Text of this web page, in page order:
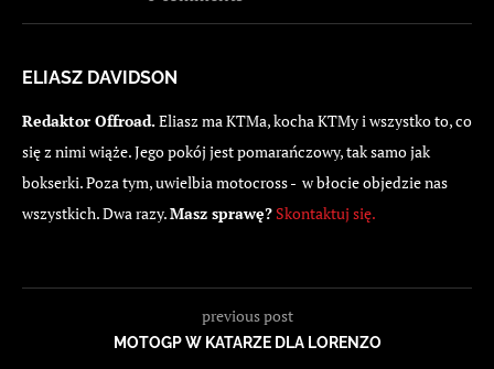
ELIASZ DAVIDSON
Redaktor Offroad.Eliasz ma KTMa, kocha KTMy i wszystko to, co
się z nimi wiąże. Jego pokój jest pomarańczowy, tak samo jak
bokserki. Poza tym, uwielbia motocross - w błocie objedzie nas
wszystkich. Dwa razy.Masz sprawę? Skontaktuj się.
previous post
MOTOGP W KATARZE DLA LORENZO